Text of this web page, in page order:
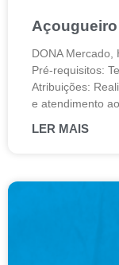
Açougueiro
DONA Mercado,
Pré-requisitos:
Atribuições:
e atendimento
LER MAIS